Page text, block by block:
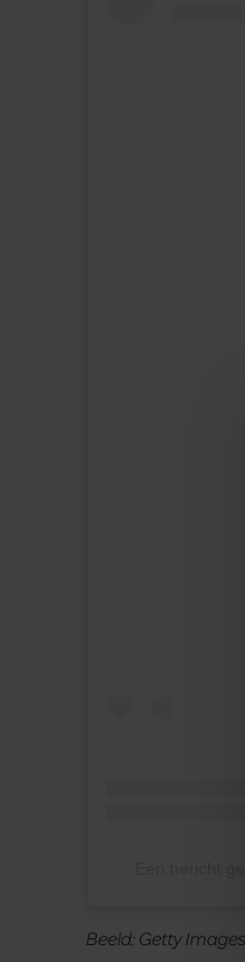
Een bericht
Beeld: Getty Images